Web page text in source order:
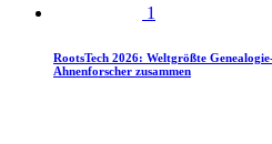
1
RootsTech 2026: Weltgrößte
Ahnenforscher zusammen